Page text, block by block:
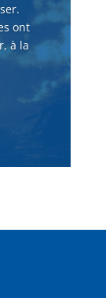
ont
à la